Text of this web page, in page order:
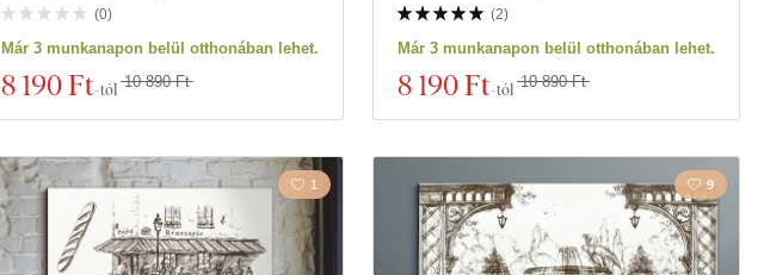
(0)
Már 3 munkanapon belül otthonában lehet.
8 190 Ft-tól 10 890 Ft
(2)
Már 3 munkanapon belül otthonában lehet.
8 190 Ft-tól 10 890 Ft
1 9